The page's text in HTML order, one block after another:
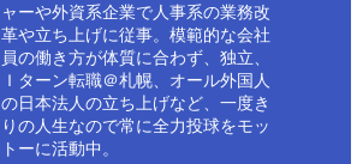
ャーや外資系企業で人事系の業務改
革や立ち上げに従事。模範的な会社
員の働き方が体質に合わず、独立、
Ｉターン転職＠札幌、オール外国人
の日本法人の立ち上げなど、一度き
りの人生なので常に全力投球をモッ
トーに活動中。